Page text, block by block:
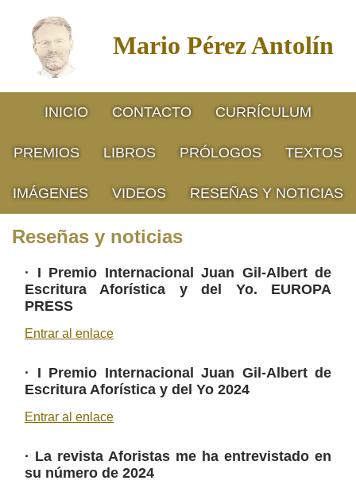
Mario Pérez Antolín
INICIO CONTACTO CURRÍCULUM
PREMIOS LIBROS PRÓLOGOS TEXTOS
IMÁGENES VIDEOS RESEÑAS Y NOTICIAS
Reseñas y noticias
· I Premio Internacional Juan Gil-Albert de
Escritura Aforística y del Yo. EUROPA
PRESS
Entrar al enlace
· I Premio Internacional Juan Gil-Albert de
Escritura Aforística y del Yo 2024
Entrar al enlace
· La revista Aforistas me ha entrevistado en
su número de 2024